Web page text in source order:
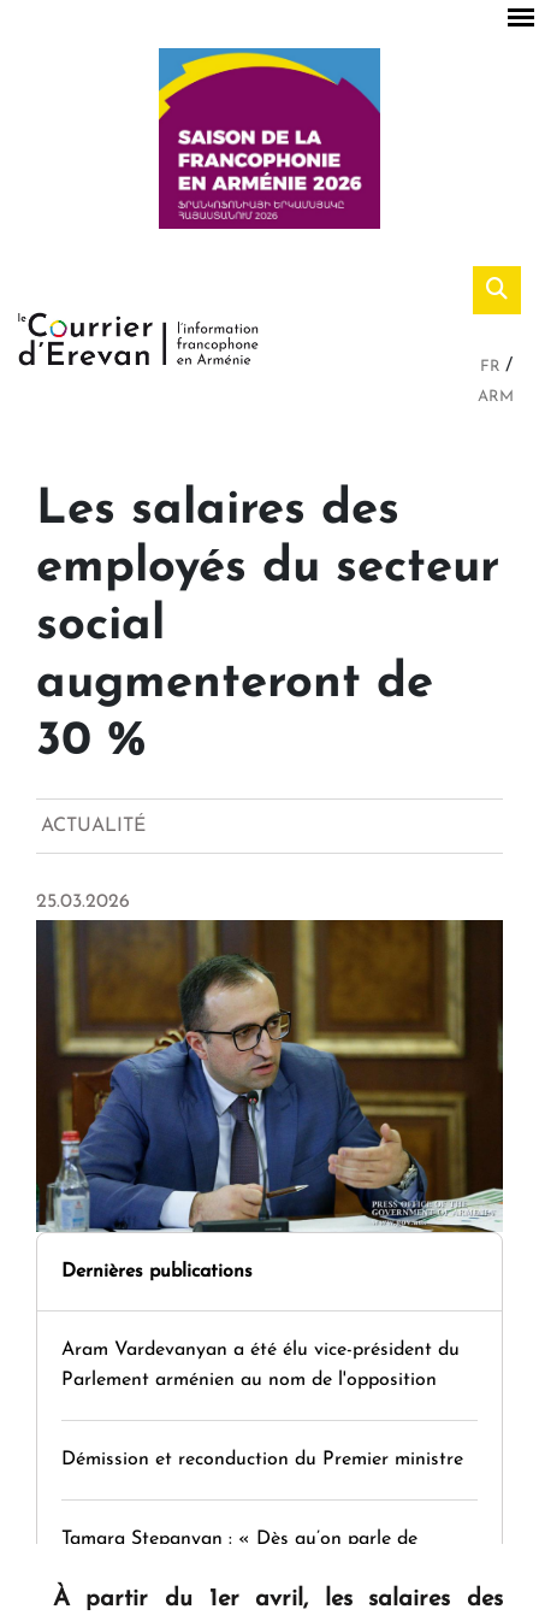
FR
ARM
Les salaires des
employés du secteur
social
augmenteront de
30 %
ACTUALITÉ
25.03.2026
Dernières publications
Aram Vardevanyan a été élu vice-président du
Parlement arménien au nom de l'opposition
Démission et reconduction du Premier ministre
Tamara Stepanyan : « Dès qu’on parle de
À partir du 1er avril, les salaires des